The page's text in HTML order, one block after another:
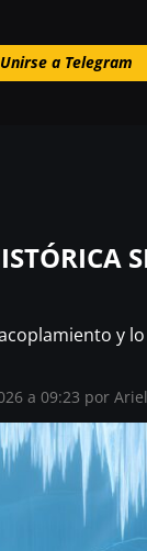
Unirse a Telegram
y lo
a 09:23 por